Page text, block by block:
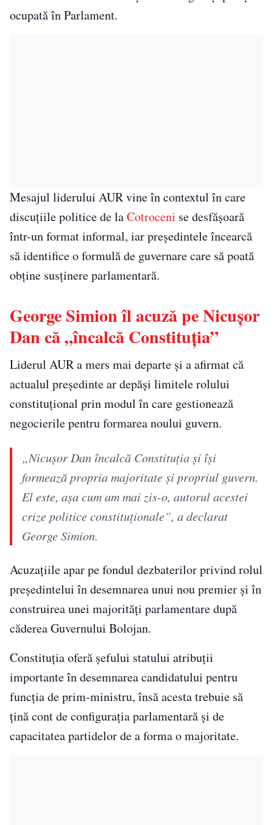
ocupată în Parlament.
Mesajul liderului AUR vine în contextul în care
discuțiile politice de laCotroceni se desfășoară
într-un format informal, iar președintele încearcă
să identifice o formulă de guvernare care să poată
obține susținere parlamentară.
George Simion îl acuză pe Nicușor
Dan că „încalcă Constituția”
Liderul AUR a mers mai departe și a afirmat că
actualul președinte ar depăși limitele rolului
constituțional prin modul în care gestionează
negocierile pentru formarea noului guvern.
„Nicuşor Dan încalcă Constituţia şi îşi
formează propria majoritate şi propriul guvern.
El este, aşa cum am mai zis-o, autorul acestei
crize politice constituţionale”, a declarat
George Simion.
Acuzațiile apar pe fondul dezbaterilor privind rolul
președintelui în desemnarea unui nou premier și în
construirea unei majorități parlamentare după
căderea Guvernului Bolojan.
Constituția oferă șefului statului atribuții
importante în desemnarea candidatului pentru
funcția de prim-ministru, însă acesta trebuie să
țină cont de configurația parlamentară și de
capacitatea partidelor de a forma o majoritate.